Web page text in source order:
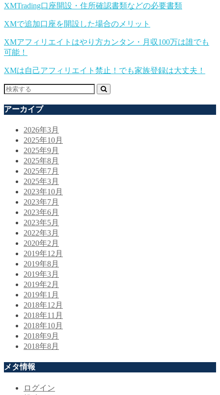
XMTrading口座開設・住所確認書類などの必要書類
XMで追加口座を開設した場合のメリット
XMアフィリエイトはやり方カンタン・月収100万は誰でも
可能！
XMは自己アフィリエイト禁止！でも家族登録は大丈夫！
アーカイブ
2026年3月
2025年10月
2025年9月
2025年8月
2025年7月
2025年3月
2023年10月
2023年7月
2023年6月
2023年5月
2022年3月
2020年2月
2019年12月
2019年8月
2019年3月
2019年2月
2019年1月
2018年12月
2018年11月
2018年10月
2018年9月
2018年8月
メタ情報
ログイン